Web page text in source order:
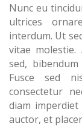
Nunc eu
ultrices
interdum. Ut
vitae
sed,
Fusce sed
consectetur
diam
auctor, et